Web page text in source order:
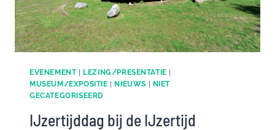
EVENEMENT|LEZING/PRESENTATIE |
MUSEUM/EXPOSITIE |NIEUWS | NIET
GECATEGORISEERD
IJzertijddag bij de IJzertijd